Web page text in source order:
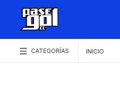
CATEGORÍAS INICIO